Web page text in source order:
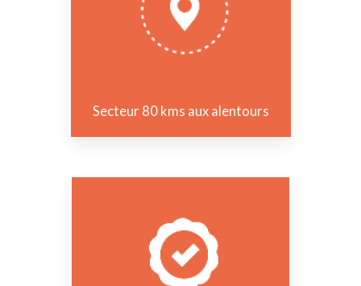
Secteur 80 kms aux alentours